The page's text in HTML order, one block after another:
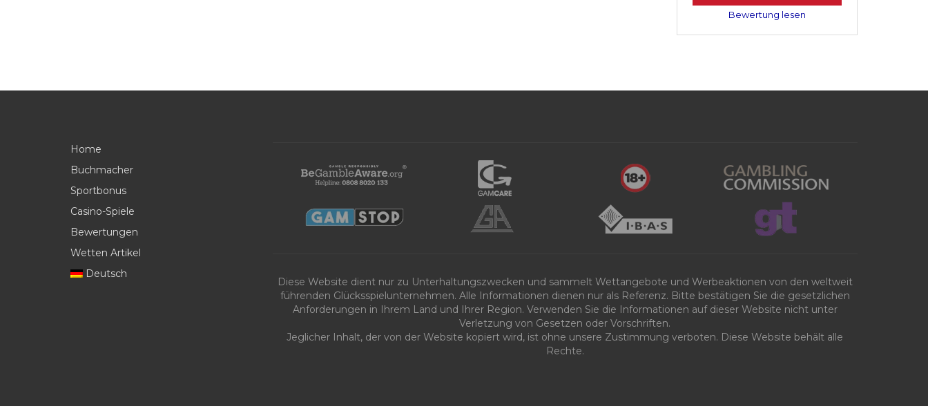
Bewertung lesen
Home
Buchmacher
Sportbonus
Casino-Spiele
Bewertungen
Wetten Artikel
Deutsch
Diese Website dient nur zu Unterhaltungszwecken und sammelt Wettangebote und Werbeaktionen von den weltweit
führenden Glücksspielunternehmen. Alle Informationen dienen nur als Referenz. Bitte bestätigen Sie die gesetzlichen
Anforderungen in Ihrem Land und Ihrer Region. Verwenden Sie die Informationen auf dieser Website nicht unter
Verletzung von Gesetzen oder Vorschriften.
Jeglicher Inhalt, der von der Website kopiert wird, ist ohne unsere Zustimmung verboten. Diese Website behält alle
Rechte.